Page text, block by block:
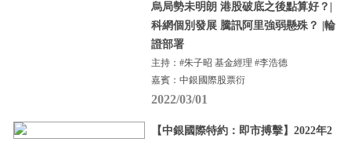
烏局勢未明朗 港股破底之後點算好？|
科網個別發展 騰訊阿里強弱懸殊？ |輪
證部署
主持：#朱子昭 基金經理 #李浩德
嘉賓：中銀國際股票衍
2022/03/01
【中銀國際特約：即市搏擊】2022年2